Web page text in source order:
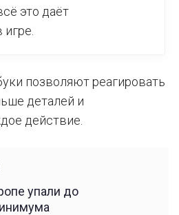
это даёт
позволяют реагировать
деталей и
действие.
упали до